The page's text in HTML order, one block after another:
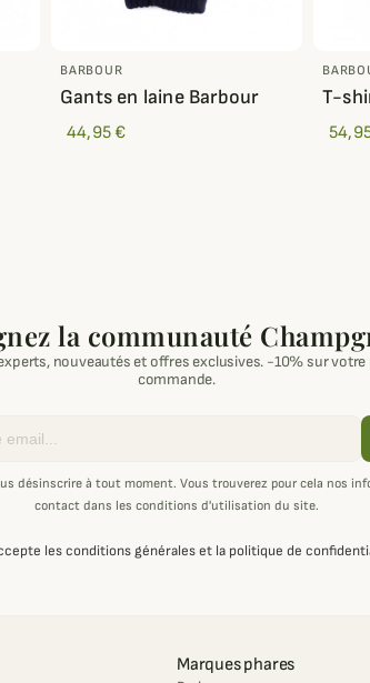
BARBOUR
Gants en laine Barbour
44,95 €
T-
la communauté
nouveautés et offres exclusives. -10% sur votre
commande.
désinscrire à tout moment. Vous trouverez pour cela nos
contact dans les conditions d'utilisation du site.
les conditions générales et la politique de
Marques phares